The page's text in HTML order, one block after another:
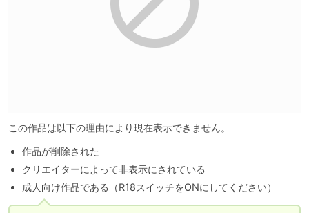
この作品は以下の理由により現在表示できません。
作品が削除された
クリエイターによって非表示にされている
成人向け作品である（R18スイッチをONにしてください）